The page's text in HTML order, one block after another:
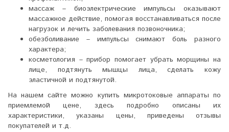
массаж – биоэлектрические импульсы оказывают
массажное действие, помогая восстанавливаться после
нагрузок и лечить заболевания позвоночника;
обезболивание – импульсы снимают боль разного
характера;
косметология – прибор помогает убрать морщины на
лице, подтянуть мышцы лица, сделать кожу
эластичной и подтянутой.
На нашем сайте можно купить микротоковые аппараты по
приемлемой цене, здесь подробно описаны их
характеристики, указаны цены, приведены отзывы
покупателей и т.д.